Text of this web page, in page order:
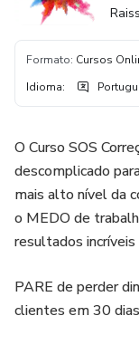
Formato: Cursos
Idioma:
O Curso SOS
descomplicado
mais alto nível da
o MEDO de
resultados
PARE de perder
clientes em 30